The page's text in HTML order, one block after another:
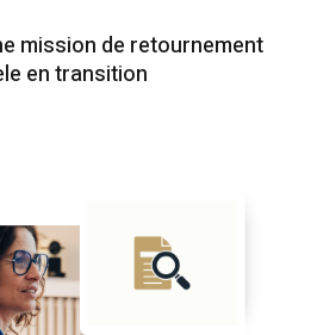
mission de retournement
en transition